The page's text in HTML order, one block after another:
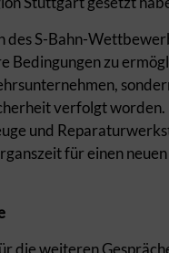
S-Bahn-
Bedingungen zu
verfolgt
und
für einen
die weiteren